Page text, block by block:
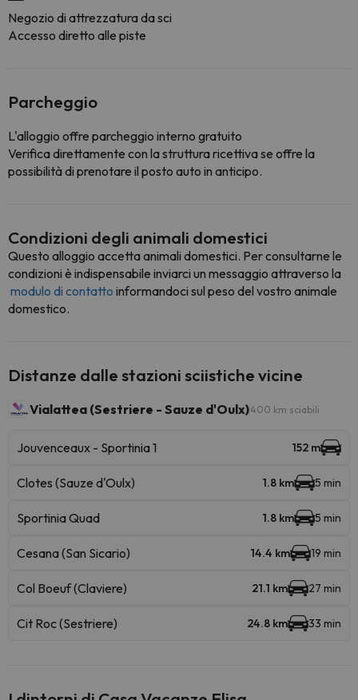
Negozio di attrezzatura da sci
Accesso diretto alle piste
Parcheggio
L'alloggio offre parcheggio interno gratuito
Verifica direttamente con la struttura ricettiva se offre la
possibilità di prenotare il posto auto in anticipo.
Condizioni degli animali domestici
Questo alloggio accetta animali domestici. Per consultarne le
condizioni è indispensabile inviarci un messaggio attraverso la
modulo di contatto informandoci sul peso del vostro animale
domestico.
Distanze dalle stazioni sciistiche vicine
Vialattea (Sestriere - Sauze d'Oulx)400 km sciabili
Jouvenceaux - Sportinia 1 152 m
Clotes (Sauze d'Oulx) 1.8 km 5 min
Sportinia Quad 1.8 km 5 min
Cesana (San Sicario) 14.4 km 19 min
Col Boeuf (Claviere) 21.1 km 27 min
Cit Roc (Sestriere) 24.8 km 33 min